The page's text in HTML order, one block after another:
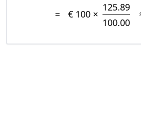
= € 100 ×
125.89
100.00